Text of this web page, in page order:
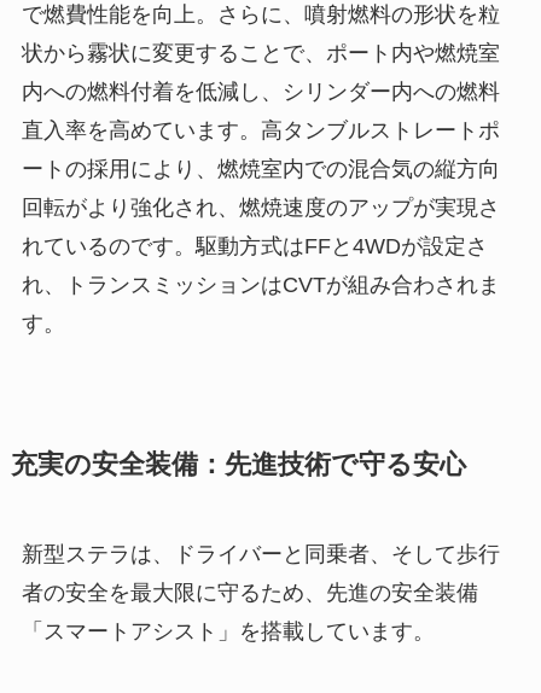
で燃費性能を向上。さらに、噴射燃料の形状を粒
状から霧状に変更することで、ポート内や燃焼室
内への燃料付着を低減し、シリンダー内への燃料
直入率を高めています。高タンブルストレートポ
ートの採用により、燃焼室内での混合気の縦方向
回転がより強化され、燃焼速度のアップが実現さ
れているのです。駆動方式はFFと4WDが設定さ
れ、トランスミッションはCVTが組み合わされま
す。
充実の安全装備：先進技術で守る安心
新型ステラは、ドライバーと同乗者、そして歩行
者の安全を最大限に守るため、先進の安全装備
「スマートアシスト」を搭載しています。